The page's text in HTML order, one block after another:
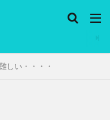
しい・・・・